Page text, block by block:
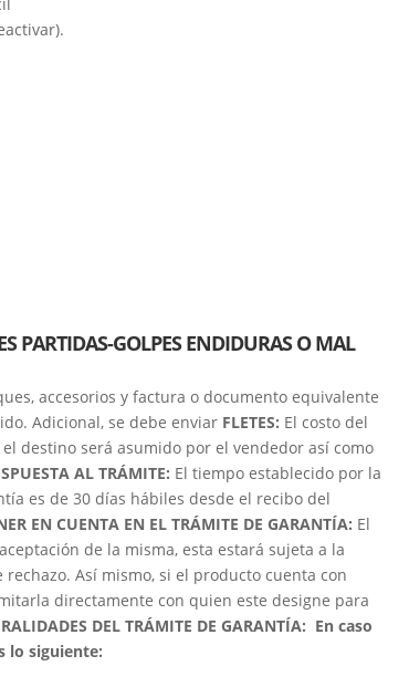
PARTIDAS-GOLPES ENDIDURAS O MAL
accesorios y factura o documento equivalente
Adicional, se debe enviar FLETES: El costo del
destino será asumido por el vendedor así como
AL TRÁMITE: El tiempo establecido por la
es de 30 días hábiles desde el recibo del
EN CUENTA EN EL TRÁMITE DE GARANTÍA: El
de la misma, esta estará sujeta a la
Así mismo, si el producto cuenta con
directamente con quien este designe para
DEL TRÁMITE DE GARANTÍA: En caso
lo siguiente: